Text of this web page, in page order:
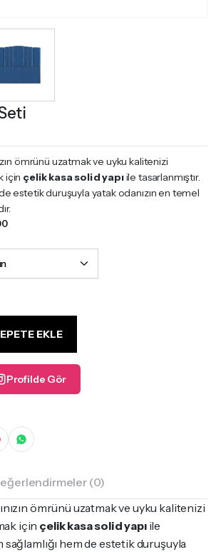
ömrünü uzatmak ve uyku kalitenizi
için çelik kasa solid yapıile tasarlanmıştır.
estetik duruşuyla yatak odanızın en temel
Fiyat
₺10.500,00
-
₺18.600,00
EKLE
Profilde Gör
(0)
ömrünü uzatmak ve uyku kalitenizi
için çelik kasa solid yapıile
sağlamlığı hem de estetik duruşuyla